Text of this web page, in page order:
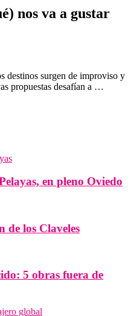
nos va a gustar
destinos surgen de improviso y
propuestas desafían a …
en pleno Oviedo
de los Claveles
5 obras fuera de